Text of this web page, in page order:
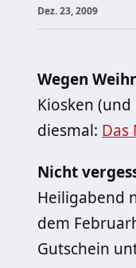
Dez. 23, 2009
Wegen
Kiosken
diesmal: Das
Nicht
Heiligabend
dem
Gutschein